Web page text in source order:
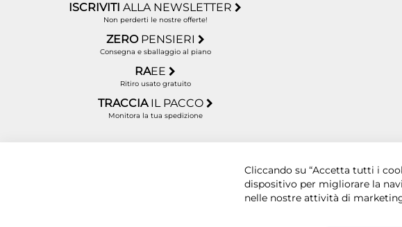
ISCRIVITIALLA NEWSLETTER
Non perderti le nostre offerte!
ZERO PENSIERI
Consegna e sballaggio al piano
RAEE
Ritiro usato gratuito
TRACCIA IL PACCO
Monitora la tua spedizione